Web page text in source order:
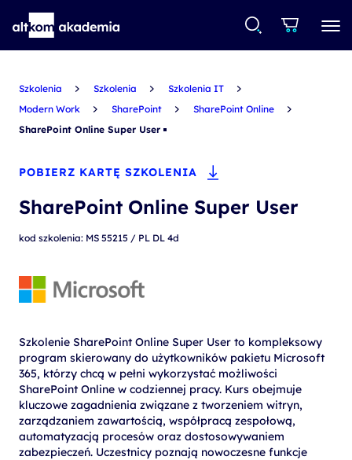
Szkolenia Szkolenia
Szkolenia IT
Modern Work
SharePoint
SharePoint Online
SharePoint Online Super User
POBIERZ KARTĘ SZKOLENIA
SharePoint Online Super User
kod szkolenia: MS 55215 / PL DL 4d
Szkolenie SharePoint Online Super User to kompleksowy
program skierowany do użytkowników pakietu Microsoft
365, którzy chcą w pełni wykorzystać możliwości
SharePoint Online w codziennej pracy. Kurs obejmuje
kluczowe zagadnienia związane z tworzeniem witryn,
zarządzaniem zawartością, współpracą zespołową,
automatyzacją procesów oraz dostosowywaniem
zabezpieczeń. Uczestnicy poznają nowoczesne funkcje